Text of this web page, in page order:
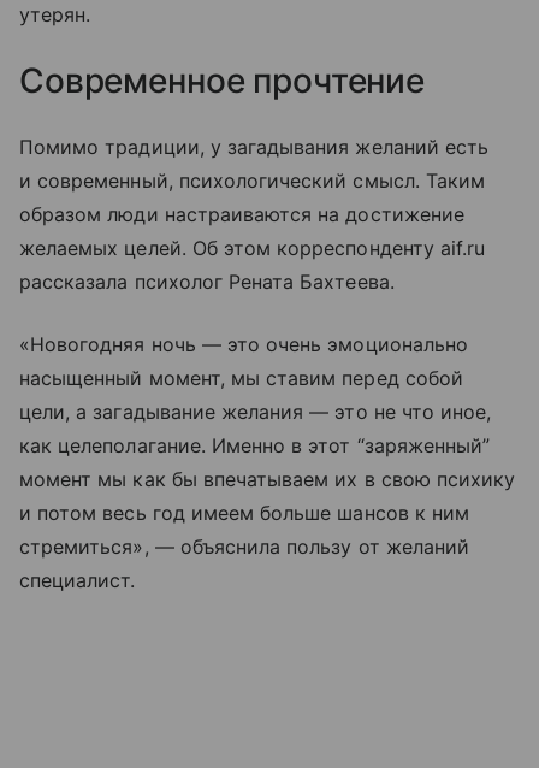
утерян.
Современное прочтение
Помимо традиции, у загадывания желаний есть
и современный, психологический смысл. Таким
образом люди настраиваются на достижение
желаемых целей. Об этом корреспонденту aif.ru
рассказала психолог Рената Бахтеева.
«Новогодняя ночь — это очень эмоционально
насыщенный момент, мы ставим перед собой
цели, а загадывание желания — это не что иное,
как целеполагание. Именно в этот “заряженный”
момент мы как бы впечатываем их в свою психику
и потом весь год имеем больше шансов к ним
стремиться», — объяснила пользу от желаний
специалист.